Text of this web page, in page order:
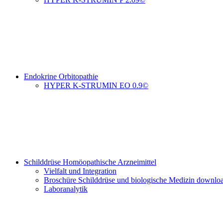
Endokrine Orbitopathie
HYPER K-STRUMIN EO 0.9©
Schilddrüse Homöopathische Arzneimittel
Vielfalt und Integration
Broschüre Schilddrüse und biologische Medizin
Laboranalytik